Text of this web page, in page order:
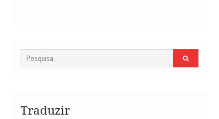
Procurar
por:
Traduzir